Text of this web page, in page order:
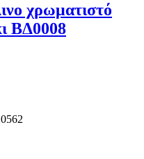
χρωματιστό
ΒΔ0008